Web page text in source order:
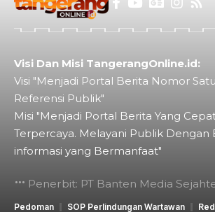
Visi Dan Misi TangerangOnline.id:
Visi "Menjadi Portal Berita Nomor
Referensi Publik"
Misi "Menjadi Portal Berita Yang
Terpercaya. Melayani Publik Dengan
informasi yang Bermanfaat"
Penerbit: PT Banten Media
Pedoman SOP Perlindungan Wartawan